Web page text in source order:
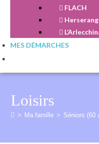
FLACH
MES DÉMARCHES
Loisirs
> Ma famille > Séniors (60